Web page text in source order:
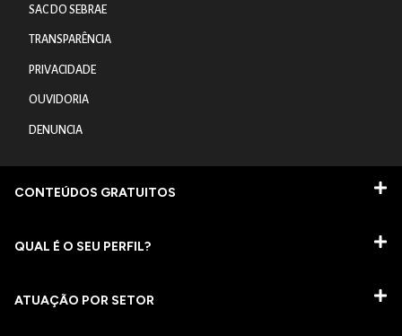
SAC DO SEBRAE
TRANSPARÊNCIA
PRIVACIDADE
OUVIDORIA
DENUNCIA
CONTEÚDOS GRATUITOS
QUAL É O SEU PERFIL?
ATUAÇÃO POR SETOR